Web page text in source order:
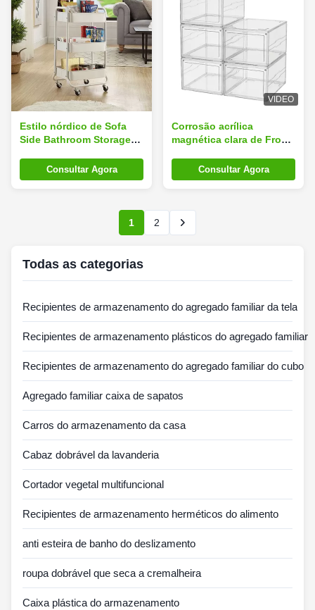
Estilo nórdico de Sofa
Side Bathroom Storage
centroConsultar Agora
VIDEO
Corrosão acrílica
magnética clara de Front
Consultar Agora
1 2
Todas as categorias
Recipientes de armazenamento do agregado familiar da tela
Recipientes de armazenamento plásticos do agregado familiar
Recipientes de armazenamento do agregado familiar do cubo
Agregado familiar caixa de sapatos
Carros do armazenamento da casa
Cabaz dobrável da lavanderia
Cortador vegetal multifuncional
Recipientes de armazenamento herméticos do alimento
anti esteira de banho do deslizamento
roupa dobrável que seca a cremalheira
Caixa plástica do armazenamento